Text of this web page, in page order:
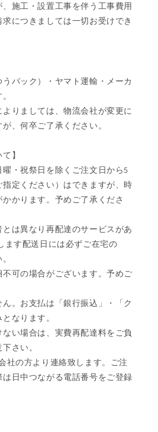
施工・設置工事を伴う工事費用
につきましては一切お受けでき
パック）・ヤマト運輸・メーカ
りましては、物流会社が変更に
、何卒ご了承ください。
】
曜・祝祭日を除くご注文日から5
定ください）はできますが、時
かります。予めご了承くださ
は異なり再配達のサービスがあ
ます配送日には必ずご在宅の
不可の場合がございます。予めご
ん。お支払は「銀行振込」・「ク
なります。
ない場合は、実費再配達料をご負
さい。
社の方より連絡致します。ご注
日中つながる電話番号をご登録